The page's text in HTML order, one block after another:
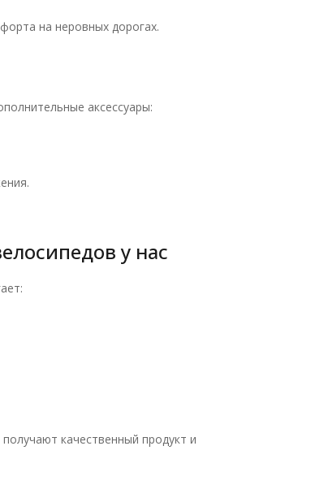
на неровных дорогах.
аксессуары:
у нас
качественный продукт и